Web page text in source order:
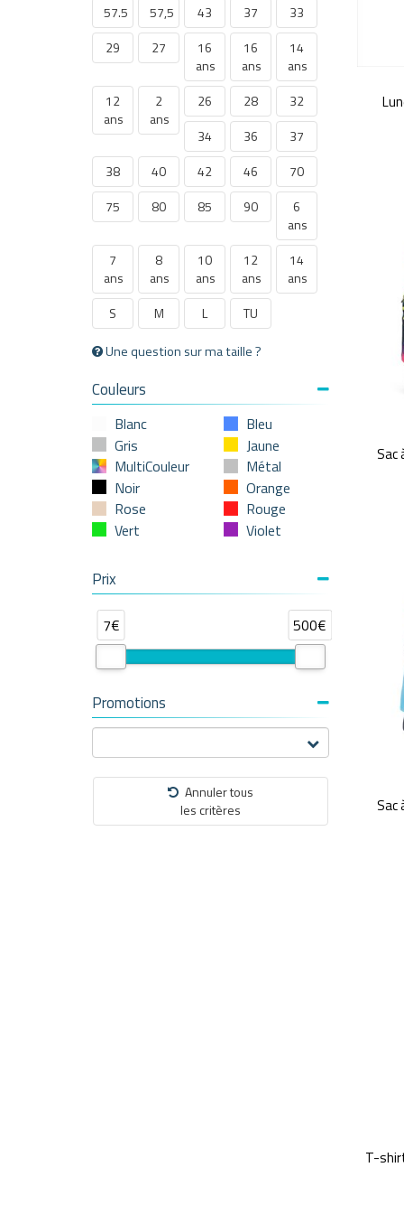
57.5
57,5 43 37
33
29
27
16
ans
16
ans
14
ans
12
ans
2
ans
26 28
32
34
36
37
38
40 42 46
70
75
80 85 90
6
ans
7
ans
8
ans
10
ans
12
ans
14
ans
S
M L TU
Une question sur ma taille ?
Couleurs
Blanc
Bleu
Gris
Jaune
MultiCouleur
Métal
Noir
Orange
Rose
Rouge
Vert
Violet
Prix
7€ 500€
Promotions
Annuler tous
les critères
Sac
Sac
T-